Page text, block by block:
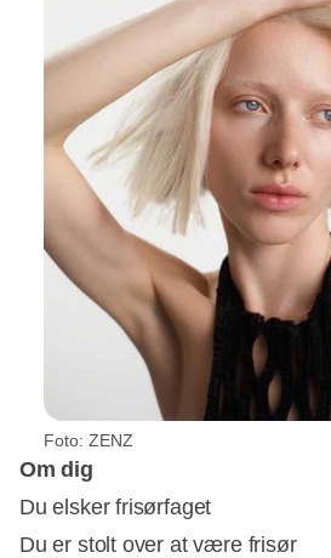
Foto: ZENZ
Om dig
Du elsker frisørfaget
Du er stolt over at være frisør